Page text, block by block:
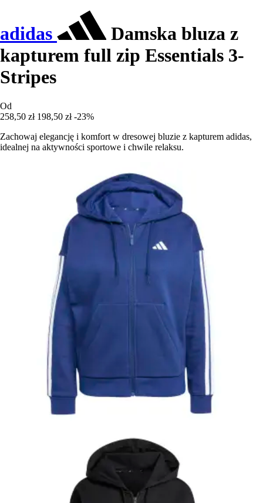
adidas
Damska bluza z
kapturem full zip Essentials 3-
Stripes
Od
258,50 zł 198,50 zł -23%
Zachowaj elegancję i komfort w dresowej bluzie z kapturem adidas,
idealnej na aktywności sportowe i chwile relaksu.